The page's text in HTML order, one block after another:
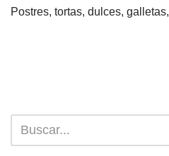
Postres, tortas, dulces, galletas,